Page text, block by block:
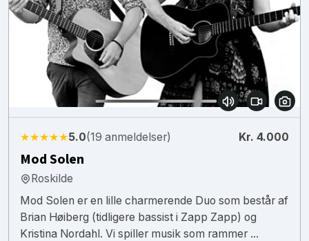
★★★★★5.0(19 anmeldelser) Kr. 4.000
Mod Solen
Roskilde
Mod Solen er en lille charmerende Duo som består af
Brian Høiberg (tidligere bassist i Zapp Zapp) og
Kristina Nordahl. Vi spiller musik som rammer ...